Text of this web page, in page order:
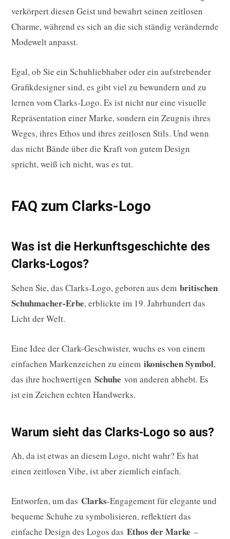
verkörpert diesen Geist und bewahrt seinen zeitlosen
Charme, während es sich an die sich ständig verändernde
Modewelt anpasst.
Egal, ob Sie ein Schuhliebhaber oder ein aufstrebender
Grafikdesigner sind, es gibt viel zu bewundern und zu
lernen vom Clarks-Logo. Es ist nicht nur eine visuelle
Repräsentation einer Marke, sondern ein Zeugnis ihres
Weges, ihres Ethos und ihres zeitlosen Stils. Und wenn
das nicht Bände über die Kraft von gutem Design
spricht, weiß ich nicht, was es tut.
FAQ zum Clarks-Logo
Was ist die Herkunftsgeschichte des
Clarks-Logos?
Sehen Sie, das Clarks-Logo, geboren aus dem britischen
Schuhmacher-Erbe, erblickte im 19. Jahrhundert das
Licht der Welt.
Eine Idee der Clark-Geschwister, wuchs es von einem
einfachen Markenzeichen zu einem ikonischen Symbol,
das ihre hochwertigen Schuhe von anderen abhebt. Es
ist ein Zeichen echten Handwerks.
Warum sieht das Clarks-Logo so aus?
Ah, da ist etwas an diesem Logo, nicht wahr? Es hat
einen zeitlosen Vibe, ist aber ziemlich einfach.
Entworfen, um das Clarks-Engagement für elegante und
bequeme Schuhe zu symbolisieren, reflektiert das
einfache Design des Logos das Ethos der Marke –